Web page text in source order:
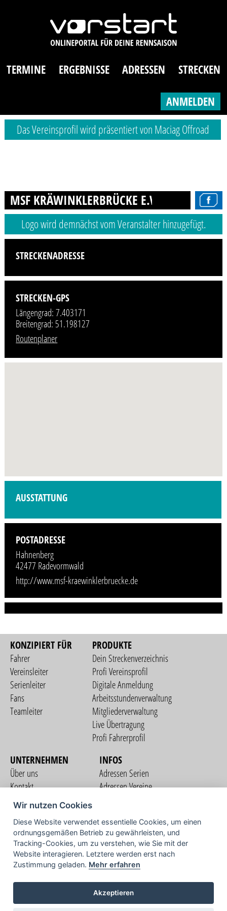
TERMINE ERGEBNISSE ADRESSEN STRECKEN
ANMELDEN
Das Vereinsprofil wird präsentiert von Maciag Offroad
MSF KRÄWINKLERBRÜCKE E.V.
Logo wird demnächst vom Veranstalter hinzugefügt.
STRECKENADRESSE
STRECKEN-GPS
Längengrad: 7.403171
Breitengrad: 51.198127
Routenplaner
Profilbild wird demnächst vom Veranstalter hinzugefügt.
AUSSTATTUNG
POSTADRESSE
Hahnenberg
42477 Radevormwald
http://www.msf-kraewinklerbruecke.de
KONZIPIERT FÜR
Fahrer
Vereinsleiter
Serienleiter
Fans
Teamleiter
PRODUKTE
Dein Streckenverzeichnis
Profi Vereinsprofil
Digitale Anmeldung
Arbeitsstundenverwaltung
Mitgliederverwaltung
Live Übertragung
Profi Fahrerprofil
UNTERNEHMEN
Über uns
Kontakt
Nutzungsbedingungen
Datenschutzerklärung
Impressum
INFOS
Adressen Serien
Adressen Vereine
COMMUNITY
TV
Wir nutzen Cookies
Diese Website verwendet essentielle Cookies, um einen
ordnungsgemäßen Betrieb zu gewährleisten, und
Tracking-Cookies, um zu verstehen, wie Sie mit der
Website interagieren. Letztere werden erst nach
Zustimmung geladen. Mehr erfahren
Akzeptieren